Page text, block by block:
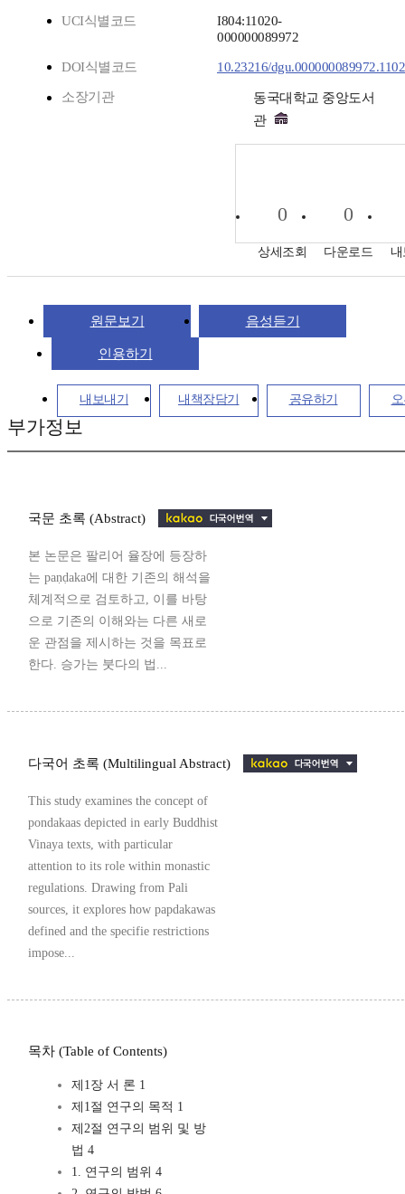
UCI식별코드
I804:11020-
000000089972
DOI식별코드 10.23216/
소장기관
동국대학교 중앙도서
관
0
상세조회
0
다운로드
원문보기 음성듣기
인용하기
내보내기 내책장담기 공유하기
부가정보
국문 초록 (Abstract)
본 논문은 팔리어 율장에 등장하
는 paṇḍaka에 대한 기존의 해석을
체계적으로 검토하고, 이를 바탕
으로 기존의 이해와는 다른 새로
운 관점을 제시하는 것을 목표로
한다. 승가는 붓다의 법...
다국어 초록 (Multilingual Abstract)
This study examines the concept of
pondakaas depicted in early Buddhist
Vinaya texts, with particular
attention to its role within monastic
regulations. Drawing from Pali
sources, it explores how papdakawas
defined and the specifie restrictions
impose...
목차 (Table of Contents)
제1장 서 론 1
제1절 연구의 목적 1
제2절 연구의 범위 및 방
법 4
1. 연구의 범위 4